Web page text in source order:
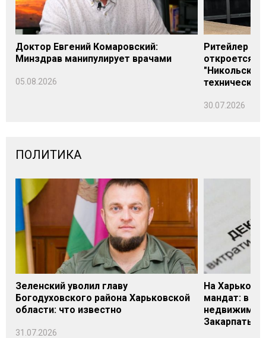
Доктор Евгений Комаровский:
Минздрав манипулирует врачами
05.08.2026
Ритейлер
откроется
технических
30.07.2026
ПОЛИТИКА
Зеленский уволил главу
Богодуховского района Харьковской
области: что известно
31.07.2026
На
мандат: в
Закарпатье